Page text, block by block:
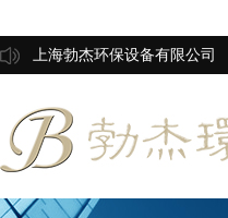
上海勃杰环保设备有限公司